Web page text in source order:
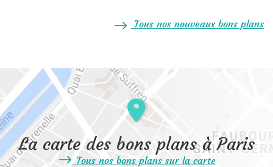
Tous nos nouveaux bons plans
La carte des bons plans à Paris
Tous nos bons plans sur la carte